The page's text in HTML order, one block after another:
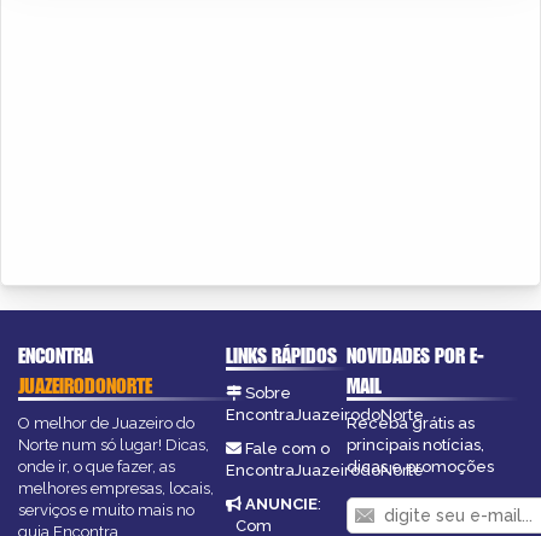
ENCONTRA
JUAZEIRODONORTE
O melhor de Juazeiro do
Norte num só lugar! Dicas,
onde ir, o que fazer, as
melhores empresas, locais,
serviços e muito mais no
guia Encontra
LINKS RÁPIDOS
Sobre
EncontraJuazeirodoNorte
Fale com o
EncontraJuazeirodoNorte
ANUNCIE:
Com
NOVIDADES POR E-
MAIL
Receba grátis as
principais notícias,
dicas e promoções